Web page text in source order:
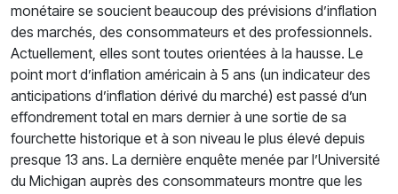
monétaire se soucient beaucoup des prévisions d’inflation
des marchés, des consommateurs et des professionnels.
Actuellement, elles sont toutes orientées à la hausse. Le
point mort d’inflation américain à 5 ans (un indicateur des
anticipations d’inflation dérivé du marché) est passé d’un
effondrement total en mars dernier à une sortie de sa
fourchette historique et à son niveau le plus élevé depuis
presque 13 ans. La dernière enquête menée par l’Université
du Michigan auprès des consommateurs montre que les